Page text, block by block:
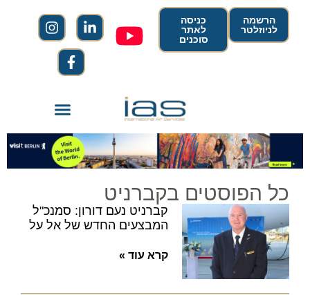
הרשמה
לניוזלטר
כניסה
לאתר
סוכנים
כל הפוסטים בקברניט
קברניט נעם דורון: סמנכ"ל
המבצעים החדש של אל על
קרא עוד »